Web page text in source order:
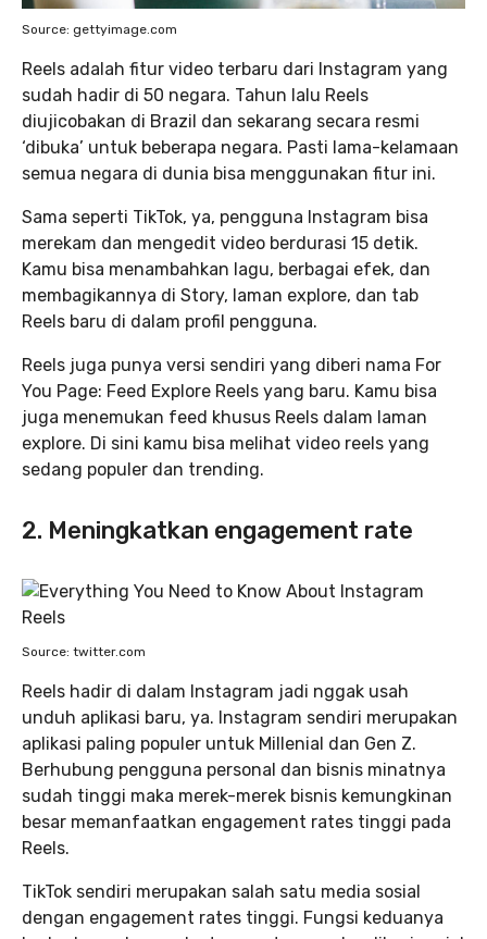
Source: gettyimage.com
Reels adalah fitur video terbaru dari Instagram yang
sudah hadir di 50 negara. Tahun lalu Reels
diujicobakan di Brazil dan sekarang secara resmi
‘dibuka’ untuk beberapa negara. Pasti lama-kelamaan
semua negara di dunia bisa menggunakan fitur ini.
Sama seperti TikTok, ya, pengguna Instagram bisa
merekam dan mengedit video berdurasi 15 detik.
Kamu bisa menambahkan lagu, berbagai efek, dan
membagikannya di Story, laman explore, dan tab
Reels baru di dalam profil pengguna.
Reels juga punya versi sendiri yang diberi nama For
You Page: Feed Explore Reels yang baru. Kamu bisa
juga menemukan feed khusus Reels dalam laman
explore. Di sini kamu bisa melihat video reels yang
sedang populer dan trending.
2. Meningkatkan engagement rate
Source: twitter.com
Reels hadir di dalam Instagram jadi nggak usah
unduh aplikasi baru, ya. Instagram sendiri merupakan
aplikasi paling populer untuk Millenial dan Gen Z.
Berhubung pengguna personal dan bisnis minatnya
sudah tinggi maka merek-merek bisnis kemungkinan
besar memanfaatkan engagement rates tinggi pada
Reels.
TikTok sendiri merupakan salah satu media sosial
dengan engagement rates tinggi. Fungsi keduanya